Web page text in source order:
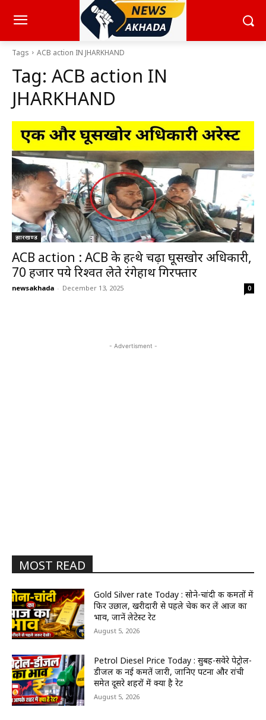
Tags ACB action IN JHARKHAND
Tag: ACB action IN
JHARKHAND
झारखण्ड
ACB action : ACB के हत्थे चढ़ा घूसखोर अधिकारी,
70 हजार रुपये रिश्वत लेते रंगेहाथ गिरफ्तार
newsakhada - December 13, 2025 0
- Advertisment -
MOST READ
Gold Silver rate Today : सोने-चांदी की कीमतों में
फिर उछाल, खरीदारी से पहले चेक कर लें आज का
भाव, जानें लेटेस्ट रेट
August 5, 2026
Petrol Diesel Price Today : सुबह-सवेरे पेट्रोल-
डीजल की नई कीमतें जारी, जानिए पटना और रांची
समेत दूसरे शहरों में क्या है रेट
August 5, 2026